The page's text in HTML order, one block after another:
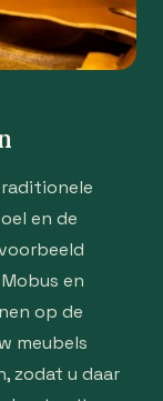
en de
en
op de
meubels
zodat u daar